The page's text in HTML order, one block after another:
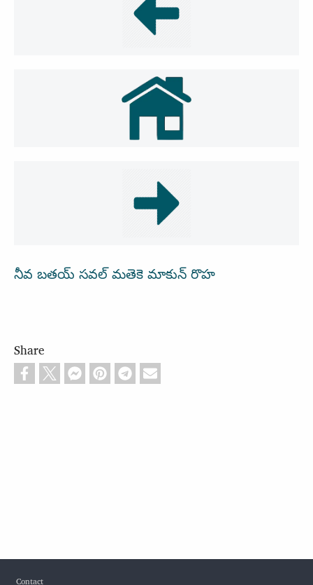
నీవ బతయ్ సవల్ మతెకె మాకున్ రొహ
Share
Footer